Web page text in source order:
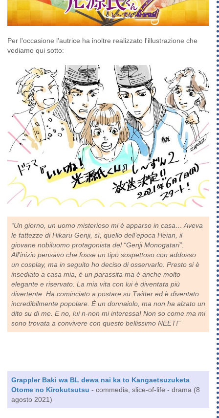
Per l'occasione l'autrice ha inoltre realizzato l'illustrazione che
vediamo qui sotto:
“Un giorno, un uomo misterioso mi è apparso in casa… Aveva
le fattezze di Hikaru Genji, sì, quello dell’epoca Heian, il
giovane nobiluomo protagonista del “Genji Monogatari”.
All’inizio pensavo che fosse un tipo sospettoso con addosso
un cosplay, ma in seguito ho deciso di osservarlo. Presto si è
insediato a casa mia, è un parassita ma è anche molto
elegante e riservato. La mia vita con lui è diventata più
divertente. Ha cominciato a postare su Twitter ed è diventato
incredibilmente popolare. È un donnaiolo, ma non ha alzato un
dito su di me. E no, lui n-non mi interessa! Non so come ma mi
sono trovata a convivere con questo bellissimo NEET!”
Grappler Baki wa BL dewa nai ka to Kangaetsuzuketa
Otome no Kirokutsutsu - commedia, slice-of-life - drama (8
agosto 2021)